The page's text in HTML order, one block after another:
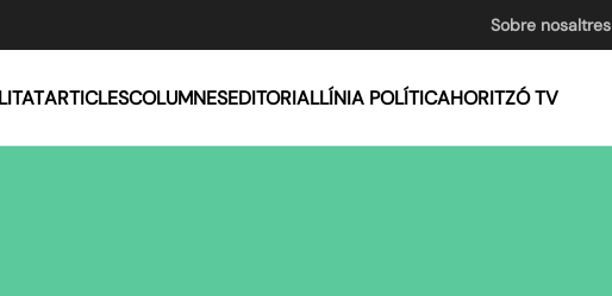
Sobre nosaltres
ARTICLESCOLUMNESEDITORIALLÍNIA POLÍTICAHORITZÓ TV